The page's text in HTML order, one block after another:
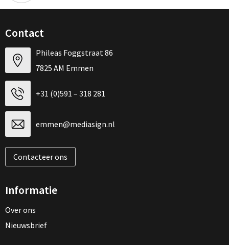
Contact
Phileas Foggstraat 86
7825 AM Emmen
+31 (0)591 – 318 281
emmen@mediasign.nl
Contacteer ons
Informatie
Over ons
Nieuwsbrief